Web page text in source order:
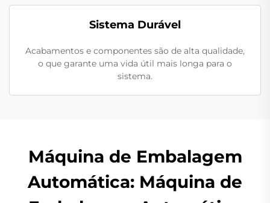
Sistema Durável
Acabamentos e componentes são de alta qualidade,
o que garante uma vida útil mais longa para o
sistema.
Máquina de Embalagem
Automática: Máquina de